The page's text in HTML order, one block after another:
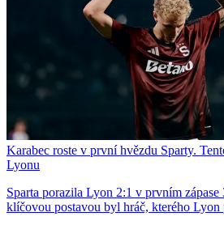
Karabec roste v první hvězdu Sparty.
Lyonu
Sparta porazila Lyon 2:1 v prvním
klíčovou postavou byl hráč, kterého Lyon